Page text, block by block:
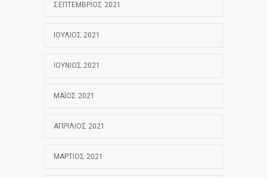
ΣΕΠΤΈΜΒΡΙΟΣ 2021
ΙΟΎΛΙΟΣ 2021
ΙΟΎΝΙΟΣ 2021
ΜΆΙΟΣ 2021
ΑΠΡΊΛΙΟΣ 2021
ΜΆΡΤΙΟΣ 2021